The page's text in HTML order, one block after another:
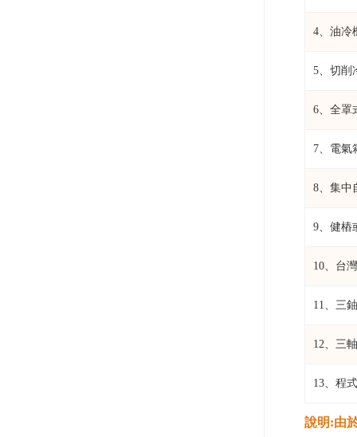
4、油冷
5、切削
6、全罩
7、電氣
8、集中
9、健樁
10、台
11、三
12、三
13、程
說明:由